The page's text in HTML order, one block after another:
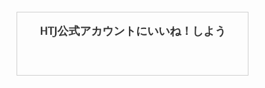
HTJ公式アカウントにいいね！しよう